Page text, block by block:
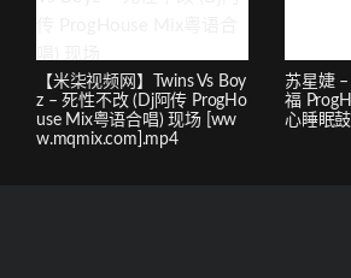
【米柒视频网】Twins Vs Boy
z – 死性不改 (Dj阿传 ProgHo
use Mix粤语合唱) 现场 [ww
w.mqmix.com].mp4
苏星婕 –
福
心睡眠